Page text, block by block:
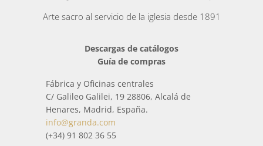
Arte sacro al servicio de la iglesia desde 1891
Descargas de catálogos
Guía de compras
Fábrica y Oficinas centrales
C/ Galileo Galilei, 19 28806, Alcalá de
Henares, Madrid, España.
info@granda.com
(+34) 91 802 36 55